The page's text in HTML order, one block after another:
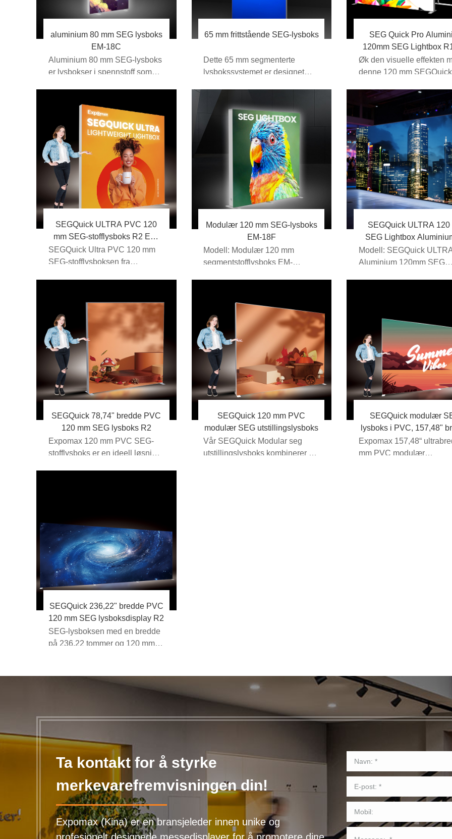
aluminium 80 mm SEG lysboks
EM-18C
Aluminium 80 mm SEG-lysboks
er lysbokser i spennstoff som
65 mm frittstående SEG-lysboks
Dette 65 mm segmenterte
lysbokssystemet er designet
aluminiumsprofil, og de...
SEG Quick Pro
120mm SEG Lightbox
18FA
Øk den visuelle effekten
denne 120 mm
aluminium...
SEGQuick ULTRA PVC 120
mm SEG-stofflysboks R2 EM-
18FB
SEGQuick Ultra PVC 120 mm
SEG-stofflysboksen fra
Modulær 120 mm SEG-lysboks
EM-18F
Modell: Modulær 120 mm
segmentstofflysboks EM-
SEGQuick ULTRA 120
SEG Lightbox
EM-18FBA
Modell: SEGQuick
Aluminium 120mm SEG
SEGQuick 78,74" bredde PVC
120 mm SEG lysboks R2
Expomax 120 mm PVC SEG-
stofflysboks er en ideell løsning
SEGQuick 120 mm PVC
modulær SEG utstillingslysboks
Vår SEGQuick Modular seg
utstillingslysboks kombinerer en
SEGQuick modulær
lysboks i PVC, 157,48"
120 mm, R2
Expomax 157,48“
mm PVC modulær
SEGQuick 236,22" bredde PVC
120 mm SEG lysboksdisplay R2
SEG-lysboksen med en bredde
på 236,22 tommer og 120 mm er
Ta kontakt for å styrke
merkevarefremvisningen din!
Expomax (Kina) er en bransjeleder innen unike og